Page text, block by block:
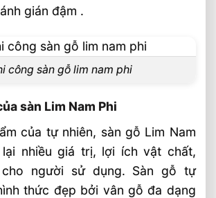
gián đậm .
công sàn gỗ lim nam phi
sàn Lim Nam Phi
của tự nhiên, sàn gỗ Lim Nam
lại nhiều giá trị, lợi ích vật chất,
người sử dụng. Sàn gỗ tự
thức đẹp bởi vân gỗ đa dạng